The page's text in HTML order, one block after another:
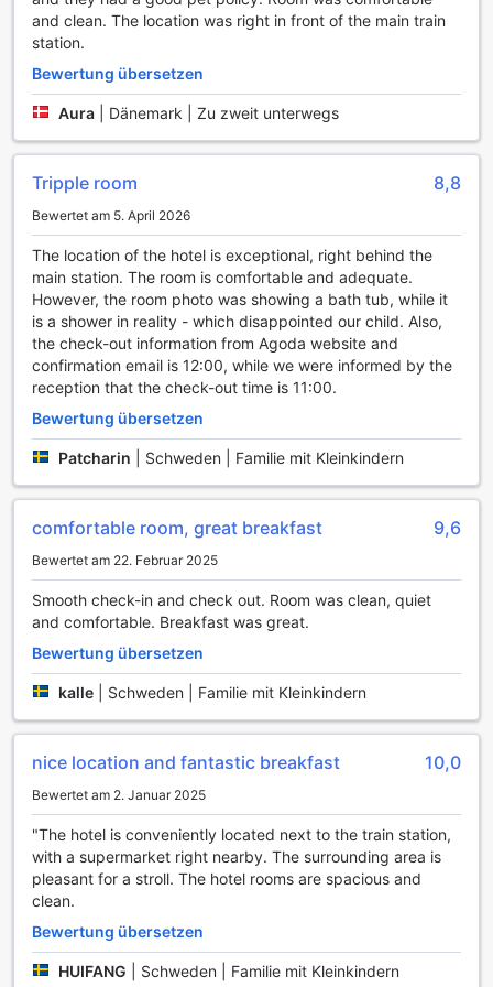
einem anstrengenden Tag entspannen möchten, die
vielseitigen Geräte und der großzügige Raum sorgen für
kostenlos für alle Hotelgäste zugänglich, sodass Sie
jederzeit die Möglichkeit haben, sich fit zu halten und neue
Energie zu tanken.
Die lichtdurchfluteten Räumlichkeiten des Fitnesscenters
Auswahl an hochwertigen Geräten, die sowohl für Kraft- als
auch für Ausdauertraining geeignet sind. Von Laufbändern
über Fahrräder bis hin zu freien Gewichten – alles ist
vorhanden, um Ihre individuellen Trainingsziele zu
erreichen. Genießen Sie die Annehmlichkeiten des Radisson
Blu Hotel Uppsala und erleben Sie, wie der Sport Teil Ihres
Aufenthalts wird.
Komfortable Annehmlichkeiten im Radisson Blu Hotel
Uppsala
Das Radisson Blu Hotel Uppsala bietet seinen Gästen eine
Vielzahl von Annehmlichkeiten, die den Aufenthalt so
einschließlich Trockenreinigung, sorgt dafür, dass Ihre
Kleidung immer frisch und gepflegt bleibt, während der
Zimmerservice rund um die Uhr verfügbar ist, um Ihnen
köstliche Speisen direkt in Ihr Zimmer zu bringen. Für Ihre
Wertsachen stehen sichere Schließfächer zur Verfügung,
die Ihnen ein beruhigendes Gefühl von Sicherheit geben.
Darüber hinaus sorgt der Concierge-Service dafür, dass all
Ihre Fragen und Wünsche schnell und effizient erfüllt
werden. Sie können sich auf die kostenlose WLAN-
Nutzung in allen Zimmern sowie in den öffentlichen
Bereichen des Hotels verlassen, sodass Sie jederzeit mit
der Außenwelt verbunden bleiben können. Für Raucher
gibt es einen ausgewiesenen Raucherbereich, und die
ist ein praktisches Angebot, das Ihnen die Freiheit gibt,
Uppsala zu erkunden, ohne sich um Ihr Gepäck kümmern
zu müssen.
Das Radisson Blu Hotel Uppsala bietet seinen Gästen eine
and clean. The location was right in front of the main train
station.
Bewertung übersetzen
Aura Dänemark | Zu zweit unterwegs
Tripple room 8,8
Bewertet am 5. April 2026
The location of the hotel is exceptional, right behind the
main station. The room is comfortable and adequate.
However, the room photo was showing a bath tub, while it
is a shower in reality - which disappointed our child. Also,
the check-out information from Agoda website and
confirmation email is 12:00, while we were informed by the
reception that the check-out time is 11:00.
Bewertung übersetzen
Patcharin Schweden | Familie mit Kleinkindern
comfortable room, great breakfast 9,6
Bewertet am 22. Februar 2025
Smooth check-in and check out. Room was clean, quiet
and comfortable. Breakfast was great.
Bewertung übersetzen
kalle Schweden | Familie mit Kleinkindern
nice location and fantastic breakfast 10,0
Bewertet am 2. Januar 2025
"The hotel is conveniently located next to the train station,
with a supermarket right nearby. The surrounding area is
pleasant for a stroll. The hotel rooms are spacious and
clean.
Bewertung übersetzen
HUIFANG Schweden | Familie mit Kleinkindern